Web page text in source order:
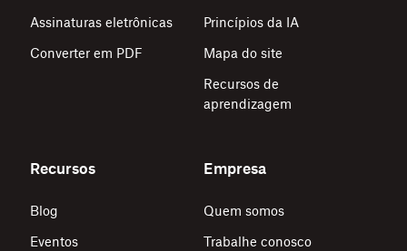
Assinaturas eletrônicas
Converter em PDF
Princípios da IA
Mapa do site
Recursos de
aprendizagem
Recursos
Blog
Eventos
Empresa
Quem somos
Trabalhe conosco